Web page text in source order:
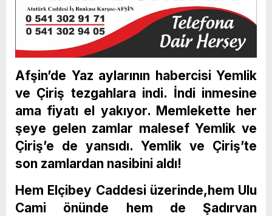
Afşin’de Yaz aylarının habercisi Yemlik
ve Çiriş tezgahlara indi. İndi inmesine
ama fiyatı el yakıyor. Memlekette her
şeye gelen zamlar malesef Yemlik ve
Çiriş’e de yansıdı. Yemlik ve Çiriş’te
son zamlardan nasibini aldı!
Hem Elçibey Caddesi üzerinde,hem Ulu
Cami önünde hem de Şadırvan